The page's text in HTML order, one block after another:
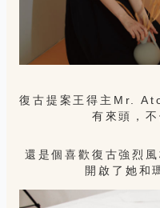
復古提案王得主Mr.
有來頭，
還是個喜歡復古強烈
開啟了她和